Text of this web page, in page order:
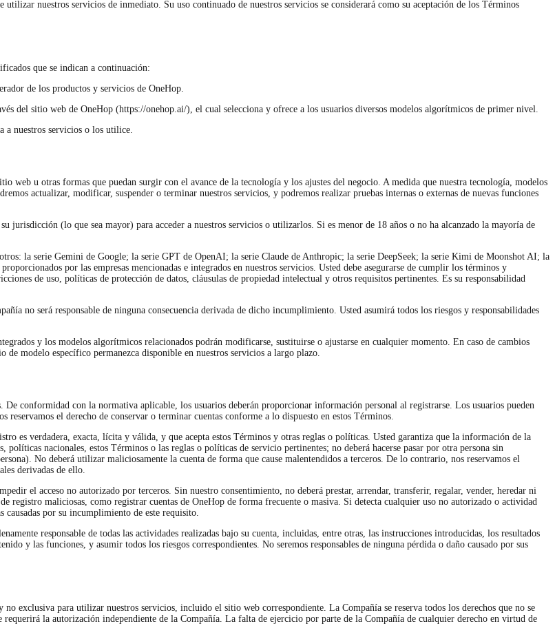
nuestros servicios de inmediato. Su uso continuado de nuestros servicios se considerará como su aceptación de los Términos
que se indican a continuación:
de los productos y servicios de OneHop.
del sitio web de OneHop (https://onehop.ai/), el cual selecciona y ofrece a los usuarios diversos modelos algorítmicos de primer nivel.
a nuestros servicios o los utilice.
web u otras formas que puedan surgir con el avance de la tecnología y los ajustes del negocio. A medida que nuestra tecnología, modelos
actualizar, modificar, suspender o terminar nuestros servicios, y podremos realizar pruebas internas o externas de nuevas funciones
jurisdicción (lo que sea mayor) para acceder a nuestros servicios o utilizarlos. Si es menor de 18 años o no ha alcanzado la mayoría de
la serie Gemini de Google; la serie GPT de OpenAI; la serie Claude de Anthropic; la serie DeepSeek; la serie Kimi de Moonshot AI; la
por las empresas mencionadas e integrados en nuestros servicios. Usted debe asegurarse de cumplir los términos y
de uso, políticas de protección de datos, cláusulas de propiedad intelectual y otros requisitos pertinentes. Es su responsabilidad
no será responsable de ninguna consecuencia derivada de dicho incumplimiento. Usted asumirá todos los riesgos y responsabilidades
y los modelos algorítmicos relacionados podrán modificarse, sustituirse o ajustarse en cualquier momento. En caso de cambios
modelo específico permanezca disponible en nuestros servicios a largo plazo.
conformidad con la normativa aplicable, los usuarios deberán proporcionar información personal al registrarse. Los usuarios pueden
el derecho de conservar o terminar cuentas conforme a lo dispuesto en estos Términos.
es verdadera, exacta, lícita y válida, y que acepta estos Términos y otras reglas o políticas. Usted garantiza que la información de la
nacionales, estos Términos o las reglas o políticas de servicio pertinentes; no deberá hacerse pasar por otra persona sin
No deberá utilizar maliciosamente la cuenta de forma que cause malentendidos a terceros. De lo contrario, nos reservamos el
derivadas de ello.
el acceso no autorizado por terceros. Sin nuestro consentimiento, no deberá prestar, arrendar, transferir, regalar, vender, heredar ni
registro maliciosas, como registrar cuentas de OneHop de forma frecuente o masiva. Si detecta cualquier uso no autorizado o actividad
por su incumplimiento de este requisito.
responsable de todas las actividades realizadas bajo su cuenta, incluidas, entre otras, las instrucciones introducidas, los resultados
y las funciones, y asumir todos los riesgos correspondientes. No seremos responsables de ninguna pérdida o daño causado por sus
exclusiva para utilizar nuestros servicios, incluido el sitio web correspondiente. La Compañía se reserva todos los derechos que no se
la autorización independiente de la Compañía. La falta de ejercicio por parte de la Compañía de cualquier derecho en virtud de